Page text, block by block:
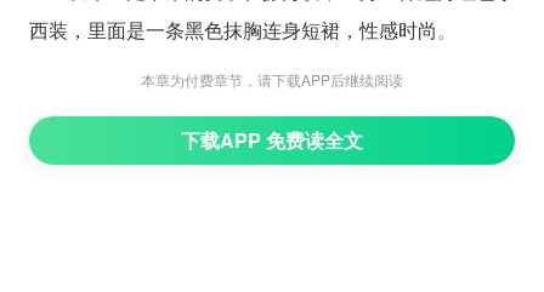
西装，里面是一条黑色抹胸连身短裙，性感时尚。
她手上提着一只公文袋，但似乎并没塞多少文件，踩
口。
本章为付费章节，请下载APP后继续阅读
下载APP 免费读全文